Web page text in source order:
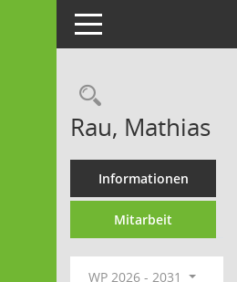
Toggle navigation
Rau, Mathias
Informationen
Mitarbeit
WP 2026 - 2031